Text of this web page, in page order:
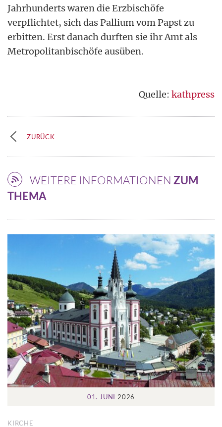
Jahrhunderts waren die Erzbischöfe
verpflichtet, sich das Pallium vom Papst zu
erbitten. Erst danach durften sie ihr Amt als
Metropolitanbischöfe ausüben.
Quelle: kathpress
ZURÜCK
WEITERE INFORMATIONEN ZUM
THEMA
01. JUNI 2026
KIRCHE